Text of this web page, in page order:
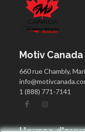
Motiv Canada
660 rue Chambly,
1 (888) 771-7141